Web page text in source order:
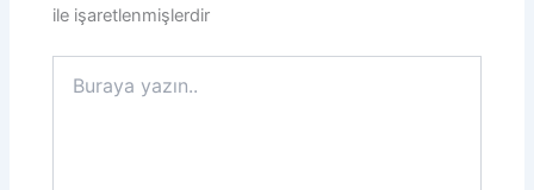
ile işaretlenmişlerdir
yazın..